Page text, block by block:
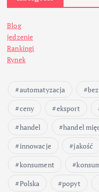
Blog
jedzenie
Rankingi
Rynek
automatyzacja
ceny
eksport
handel
handel
innowacje
jakość
konsument
Polska
popyt